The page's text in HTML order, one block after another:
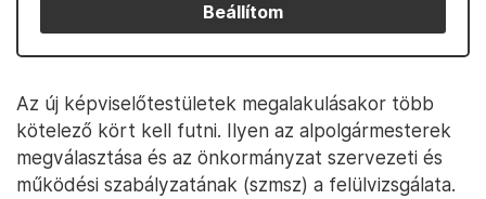
Beállítom
Az új képviselőtestületek megalakulásakor több
kötelező kört kell futni. Ilyen az alpolgármesterek
megválasztása és az önkormányzat szervezeti és
működési szabályzatának (szmsz) a felülvizsgálata.